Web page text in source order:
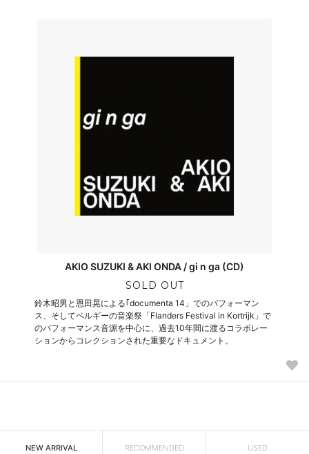
AKIO SUZUKI & AKI ONDA / gi n ga (CD)
SOLD OUT
鈴木昭男と恩田晃による｢documenta 14」でのパフォーマン
ス、そしてベルギーの音楽祭「Flanders Festival in Kortrijk」で
のパフォーマンス音源を中心に、過去10年間に渡るコラボレー
ションからコレクションされた重要なドキュメント。
NEW ARRIVAL RECOMMENDED USED